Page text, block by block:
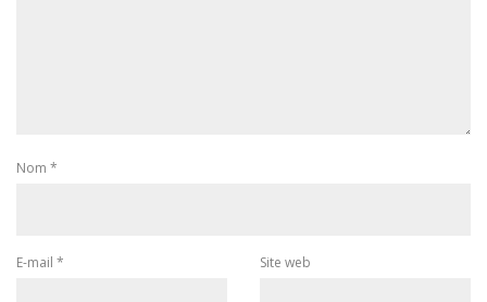
Nom *
E-mail * Site web